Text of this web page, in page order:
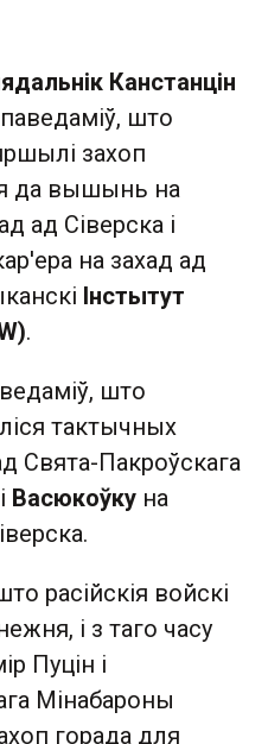
Канстанцін
што
захоп
да вышынь на
ад Сіверска і
на захад ад
Інстытут
.
што
тактычных
Свята-Пакроўскага
і Васюкоўку на
расійскія войскі
і з таго часу
Пуцін і
Мінабароны
горада для